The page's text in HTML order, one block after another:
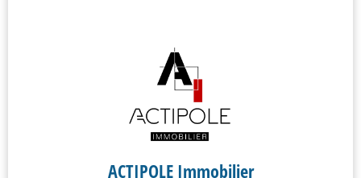
ACTIPOLE Immobilier